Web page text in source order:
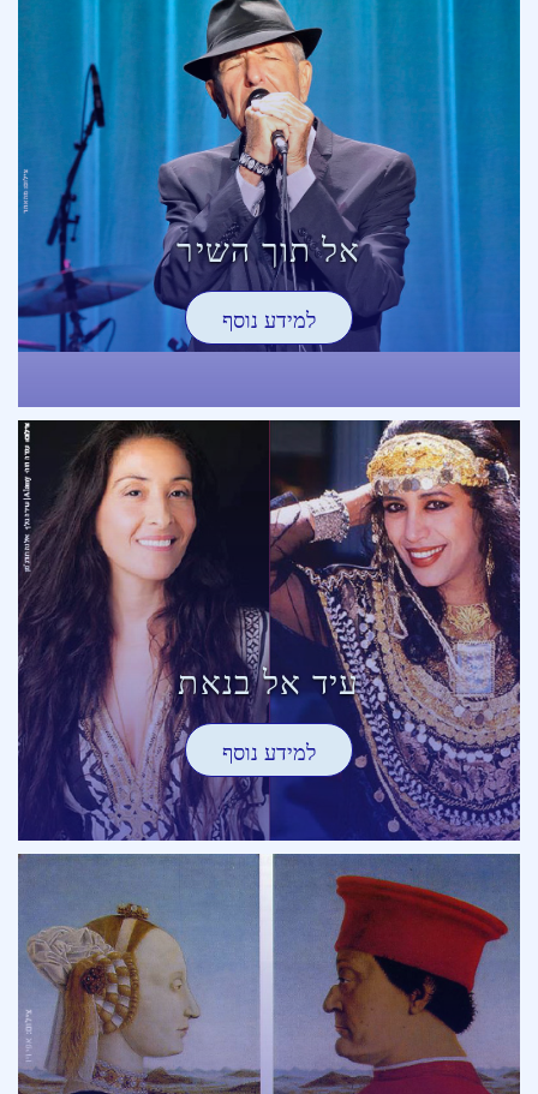
אל תוך השיר
למידע נוסף
עיד אל בנאת
למידע נוסף